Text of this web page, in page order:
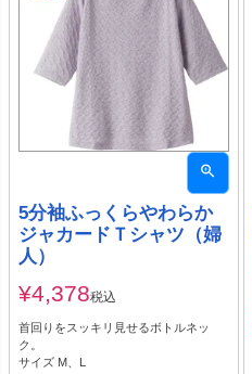
5分袖ふっくらやわらか
ジャカードＴシャツ（婦
人）
¥4,378税込
首回りをスッキリ見せるボトルネッ
ク。
サイズ M、L